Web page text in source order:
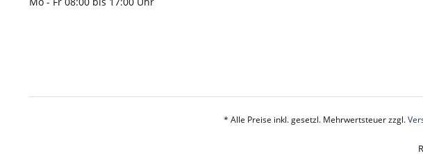
* Alle Preise inkl. gesetzl. Mehrwertsteuer zzgl.